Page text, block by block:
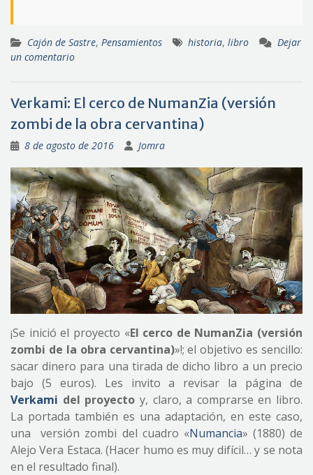
Cajón de Sastre, Pensamientos historia, libro
Dejar
un comentario
Verkami: El cerco de NumanZia (versión
zombi de la obra cervantina)
8 de agosto de 2016 Jomra
¡Se inició el proyecto «El cerco de NumanZia (versión
zombi de la obra cervantina)»!; el objetivo es sencillo:
sacar dinero para una tirada de dicho libro a un precio
bajo (5 euros). Les invito a revisar la página de
Verkami del proyecto y, claro, a comprarse en libro.
La portada también es una adaptación, en este caso,
una versión zombi del cuadro «Numancia» (1880) de
Alejo Vera Estaca. (Hacer humo es muy difícil… y se nota
en el resultado final).